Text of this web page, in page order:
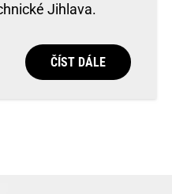
Jihlava.
ČÍST DÁLE